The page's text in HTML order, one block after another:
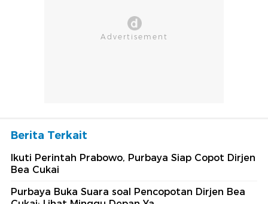
Berita Terkait
Ikuti Perintah Prabowo, Purbaya Siap Copot Dirjen
Bea Cukai
Purbaya Buka Suara soal Pencopotan Dirjen Bea